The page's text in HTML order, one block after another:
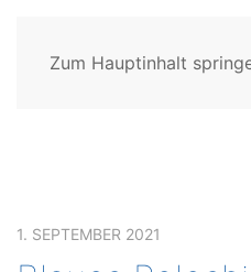
Zum Hauptinhalt
1. SEPTEMBER 2021